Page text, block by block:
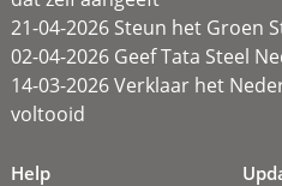
21-04-2026 Steun het Groen
02-04-2026 Geef Tata Steel
14-03-2026 Verklaar het
voltooid
Help